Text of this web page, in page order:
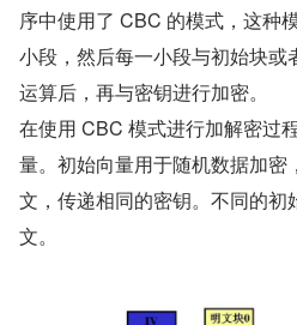
序中使用了 CBC 的模式，这种
小段，然后每一小段与初始块
运算后，再与密钥进行加密。
在使用 CBC 模式进行加解密过
量。初始向量用于随机数据加密
文，传递相同的密钥。不同的初
文。